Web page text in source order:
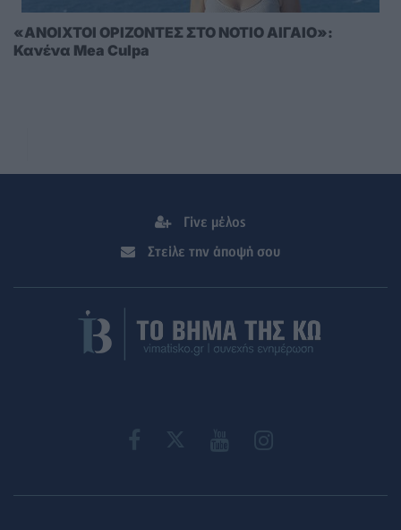
«ΑΝΟΙΧΤΟΙ ΟΡΙΖΟΝΤΕΣ ΣΤΟ ΝΟΤΙΟ ΑΙΓΑΙΟ»:
Κανένα Mea Culpa
Γίνε μέλος
Στείλε την άποψή σου